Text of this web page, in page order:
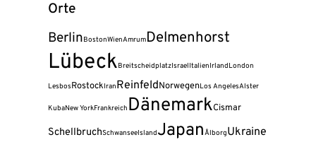
Orte
BerlinBostonWienAmrumDelmenhorst
LübeckBreitscheidplatzIsraelItalienIrlandLondon
LesbosRostockIranReinfeldNorwegenLos AngelesAlster
KubaNew YorkFrankreich DänemarkCismar
SchellbruchSchwanseeIslandJapanÅlborgUkraine